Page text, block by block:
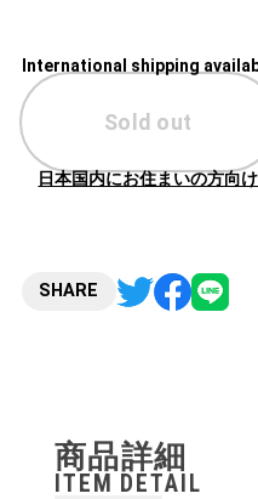
International shipping
Sold out
日本国内にお住まいの方向け
SHARE
商品詳細
ITEM DETAIL